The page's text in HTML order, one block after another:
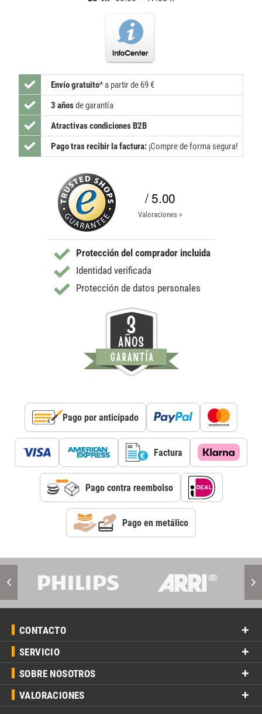
Envío gratuito* a partir de 69 €
3 añosde garantía
Atractivas condiciones B2B
Pago tras recibir la factura: ¡Compre de forma segura!
/ 5.00
Valoraciones >
Protección del comprador incluida
Identidad verificada
Protección de datos personales
Pago por anticipado
Factura
Pago contra reembolso
Pago en metálico
CONTACTO
SERVICIO
SOBRE NOSOTROS
VALORACIONES